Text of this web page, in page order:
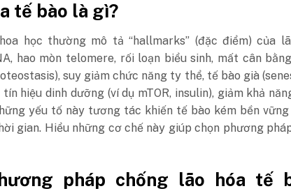
tế bào là gì?
học thường mô tả “hallmarks” (đặc điểm) của
hao mòn telomere, rối loạn biểu sinh, mất cân
suy giảm chức năng ty thể, tế bào già
hiệu dinh dưỡng (ví dụ mTOR, insulin), giảm khả
yếu tố này tương tác khiến tế bào kém bền vững
gian. Hiểu những cơ chế này giúp chọn phương
pháp chống lão hóa tế